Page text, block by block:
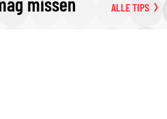
ALLE TIPS